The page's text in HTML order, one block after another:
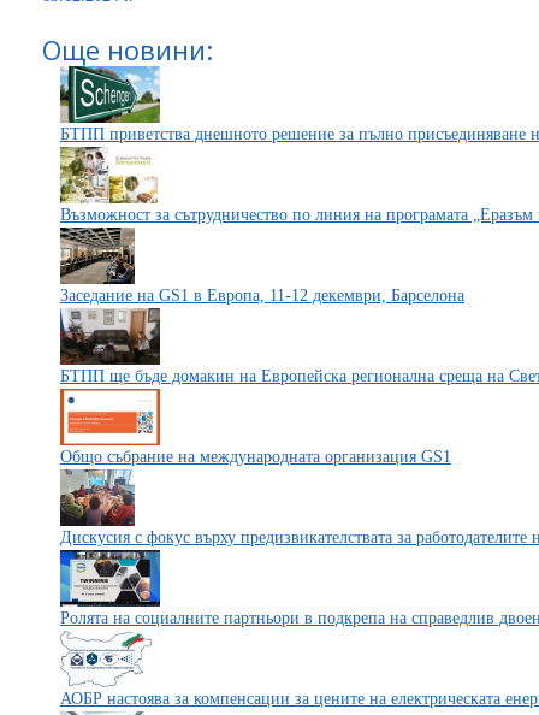
Още новини:
БТПП приветства днешното решение за пълно присъединяване
Възможност за сътрудничество по линия на програмата
Заседание на GS1 в Европа, 11-12 декември, Барселона
БТПП ще бъде домакин на Европейска регионална среща на
Общо събрание на международната организация GS1
Дискусия с фокус върху предизвикателствата за работодателите
Ролята на социалните партньори в подкрепа на справедлив
АОБР настоява за компенсации за цените на електрическата